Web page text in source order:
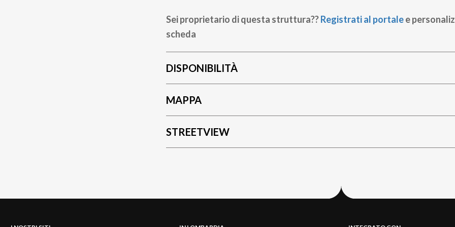
Sei proprietario di questa struttura??Registrati al portalee
scheda
DISPONIBILITÀ
MAPPA
STREETVIEW